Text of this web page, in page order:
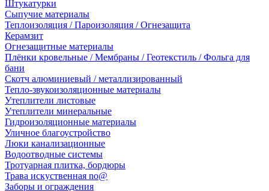
Штукатурки
Сыпучие материалы
Теплоизоляция / Пароизоляция / Огнезащита
Керамзит
Огнезащитные материалы
Плёнки кровельные / Мембраны / Геотекстиль / Фольга для
бани
Скотч алюминиевый / металлизированный
Тепло-звукоизоляционные материалы
Утеплители листовые
Утеплители минеральные
Гидроизоляционные материалы
Уличное благоустройство
Люки канализационные
Водоотводные системы
Тротуарная плитка, бордюры
Трава искуственная no@
Заборы и ограждения